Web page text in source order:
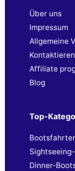
Über uns
Impressum
Allgemeine
Affiliate
Blog
Top-
Dinner-